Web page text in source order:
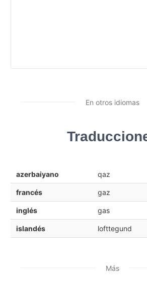
En otros idiomas
azerbaiyano qaz
francés gaz
inglés gas
islandés lofttegund
Más